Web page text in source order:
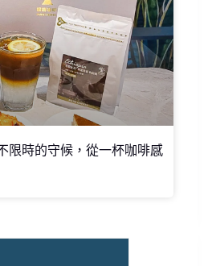
限時的守候，從一杯咖啡感